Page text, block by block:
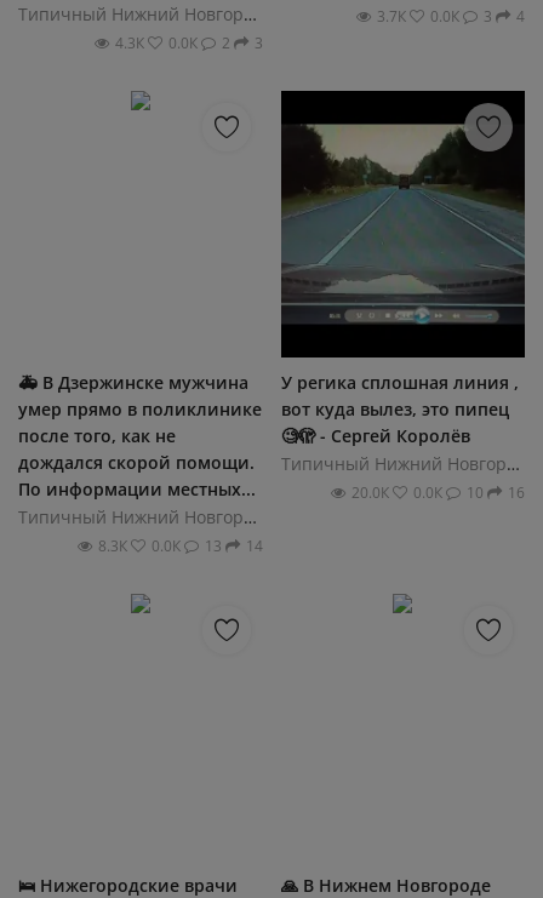
Типичный Нижний Новгород
4.3К 0.0К 2 3
3.7К 0.0К 3 4
🚑 В Дзержинске мужчина
умер прямо в поликлинике
после того, как не
дождался скорой помощи.
По информации местных...
Типичный Нижний Новгород
8.3К 0.0К 13 14
У регика сплошная линия ,
вот куда вылез, это пипец
🧐🫣 - Сергей Королёв
Типичный Нижний Новгород
20.0К 0.0К 10 16
🛌 Нижегородские врачи
🙏 В Нижнем Новгороде